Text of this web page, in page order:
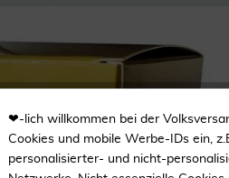
❤-lich willkommen bei der
Cookies und mobile Werbe-IDs ein,
personalisierter- und nicht-